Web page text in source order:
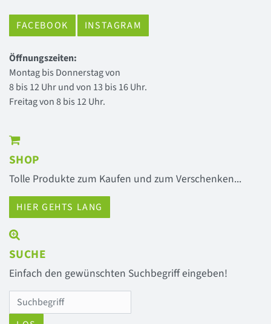
FACEBOOK INSTAGRAM
Öffnungszeiten:
Montag bis Donnerstag von
8 bis 12 Uhr und von 13 bis 16 Uhr.
Freitag von 8 bis 12 Uhr.
SHOP
Tolle Produkte zum Kaufen und zum Verschenken...
HIER GEHTS LANG
SUCHE
Einfach den gewünschten Suchbegriff eingeben!